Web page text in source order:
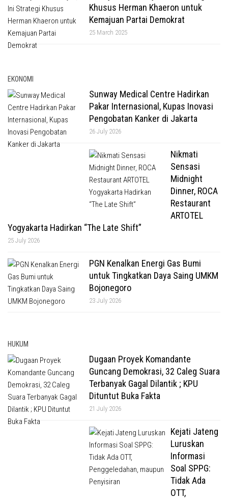
Khusus Herman Khaeron untuk
Kemajuan Partai Demokrat
25 March 2025
EKONOMI
Sunway Medical Centre Hadirkan
Pakar Internasional, Kupas Inovasi
Pengobatan Kanker di Jakarta
26 July 2026
Nikmati
Sensasi
Midnight
Dinner, ROCA
Restaurant
ARTOTEL
Yogyakarta Hadirkan “The Late Shift”
25 July 2026
PGN Kenalkan Energi Gas Bumi
untuk Tingkatkan Daya Saing UMKM
Bojonegoro
23 July 2026
HUKUM
Dugaan Proyek Komandante
Guncang Demokrasi, 32 Caleg Suara
Terbanyak Gagal Dilantik ; KPU
Dituntut Buka Fakta
21 July 2026
Kejati Jateng
Luruskan
Informasi
Soal SPPG:
Tidak Ada
OTT,